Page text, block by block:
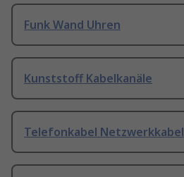
Funk Wand Uhren
Kunststoff Kabelkanäle
Telefonkabel Netzwerkkabel